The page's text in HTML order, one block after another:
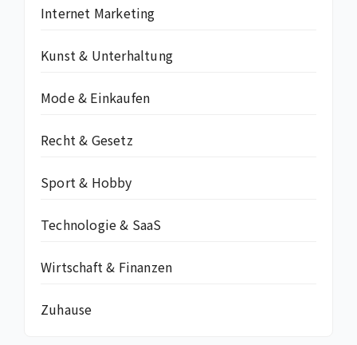
Internet Marketing
Kunst & Unterhaltung
Mode & Einkaufen
Recht & Gesetz
Sport & Hobby
Technologie & SaaS
Wirtschaft & Finanzen
Zuhause